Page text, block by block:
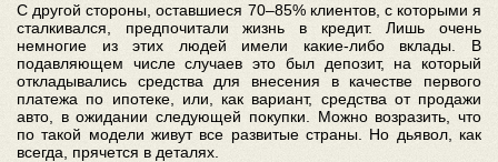
С другой стороны, оставшиеся 70–85% клиентов, с которыми я
сталкивался, предпочитали жизнь в кредит. Лишь очень
немногие из этих людей имели какие-либо вклады. В
подавляющем числе случаев это был депозит, на который
откладывались средства для внесения в качестве первого
платежа по ипотеке, или, как вариант, средства от продажи
авто, в ожидании следующей покупки. Можно возразить, что
по такой модели живут все развитые страны. Но дьявол, как
всегда, прячется в деталях.